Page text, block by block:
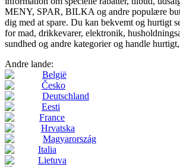
MENY, SPAR, BILKA og andre populære
dig med at spare. Du kan bekvemt og hurtigt
for mad, drikkevarer, elektronik,
sundhed og andre kategorier og handle
Andre lande:
België
Česko
Deutschland
Eesti
France
Hrvatska
Magyarország
Italia
Lietuva